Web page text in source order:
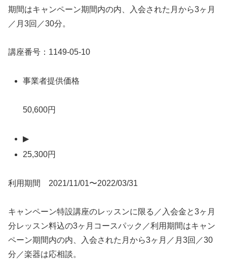
期間はキャンペーン期間内の内、入会された月から3ヶ月
／月3回／30分。
講座番号：1149-05-10
事業者提供価格
50,600円
▶
25,300円
利用期間 2021/11/01〜2022/03/31
キャンペーン特設講座のレッスンに限る／入会金と3ヶ月
分レッスン料込の3ヶ月コースパック／利用期間はキャン
ペーン期間内の内、入会された月から3ヶ月／月3回／30
分／楽器は応相談。